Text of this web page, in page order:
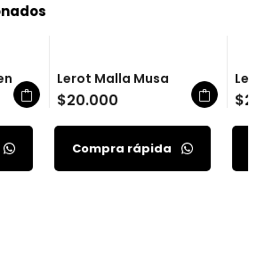
Lerot Malla Musa
$20.000
Compra rápida
$